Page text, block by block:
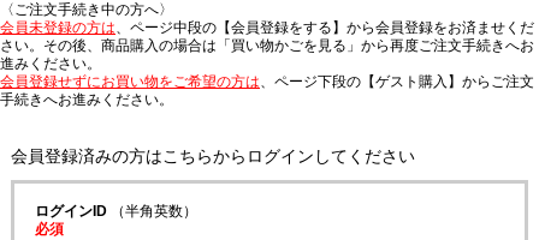
〈ご注文手続き中の方へ〉
会員未登録の方は、ページ中段の【会員登録をする】から会員登録をお済ませくだ
さい。その後、商品購入の場合は「買い物かごを見る」から再度ご注文手続きへお
進みください。
会員登録せずにお買い物をご希望の方は、ページ下段の【ゲスト購入】からご注文
手続きへお進みください。
会員登録済みの方はこちらからログインしてください
ログインID（半角英数）
必須